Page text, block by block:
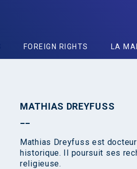
FOREIGN RIGHTS LA
MATHIAS DREYFUSS
Mathias Dreyfuss est
historique. Il poursuit ses
religieuse.